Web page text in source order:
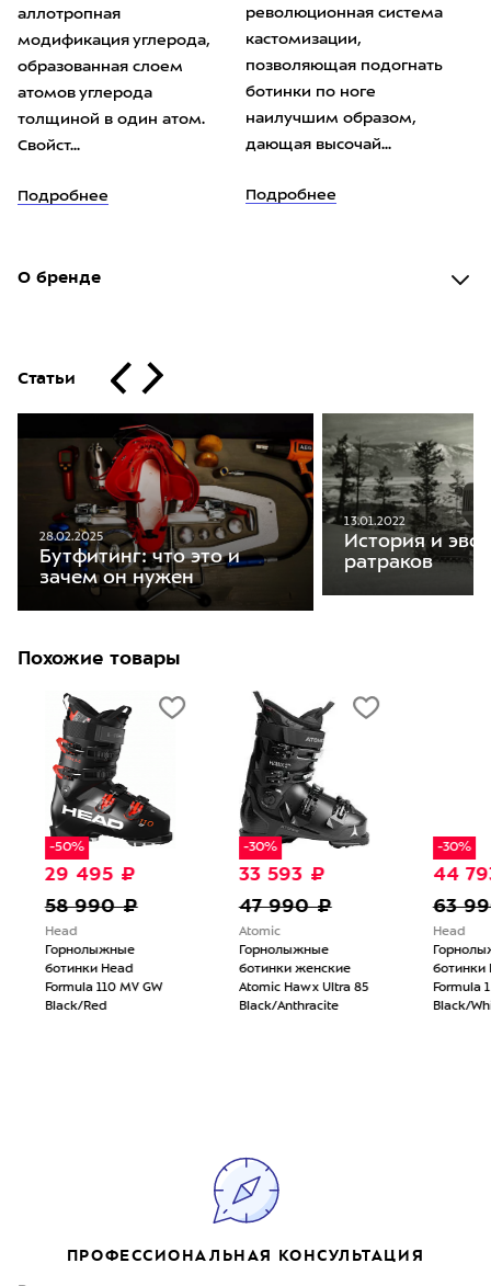
аллотропная
модификация углерода,
образованная слоем
атомов углерода
толщиной в один атом.
Свойст...
Подробнее
революционная система
кастомизации,
позволяющая подогнать
ботинки по ноге
наилучшим образом,
дающая высочай...
Подробнее
О бренде
Статьи
28.02.2025
Бутфитинг: что это и
зачем он нужен
13.01.2022
История и
ратраков
Похожие товары
-50%
29 495 ₽
58 990 ₽
Head
Горнолыжные
ботинки Head
Formula 110 MV GW
Black/Red
-30%
33 593 ₽
47 990 ₽
Atomic
Горнолыжные
ботинки женские
Atomic Hawx Ultra 85
Black/Anthracite
-30%
44
63
Head
ботинки
Formula
Black/
ПРОФЕССИОНАЛЬНАЯ КОНСУЛЬТАЦИЯ